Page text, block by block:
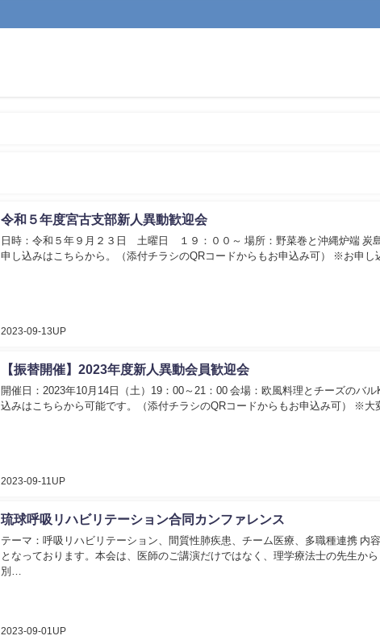
令和５年度宮古支部新人異動歓迎会
2023-09-13UP
日時：令和５年９月２３日 土曜日 １９：００～ 場所：野菜巻と沖縄炉端
申し込みはこちらから。（添付チラシのQRコードからもお申込み可） ※お申
【振替開催】2023年度新人異動会員歓迎会
2023-09-11UP
開催日：2023年10月14日（土）19：00～21：00 会場：欧風料理とチーズのバ
込みはこちらから可能です。（添付チラシのQRコードからもお申込み可） ※大
琉球呼吸リハビリテーション合同カンファレンス
2023-09-01UP
テーマ：呼吸リハビリテーション、間質性肺疾患、チーム医療、多職種連携 内
となっております。本会は、医師のご講演だけではなく、理学療法士の先生か
別…